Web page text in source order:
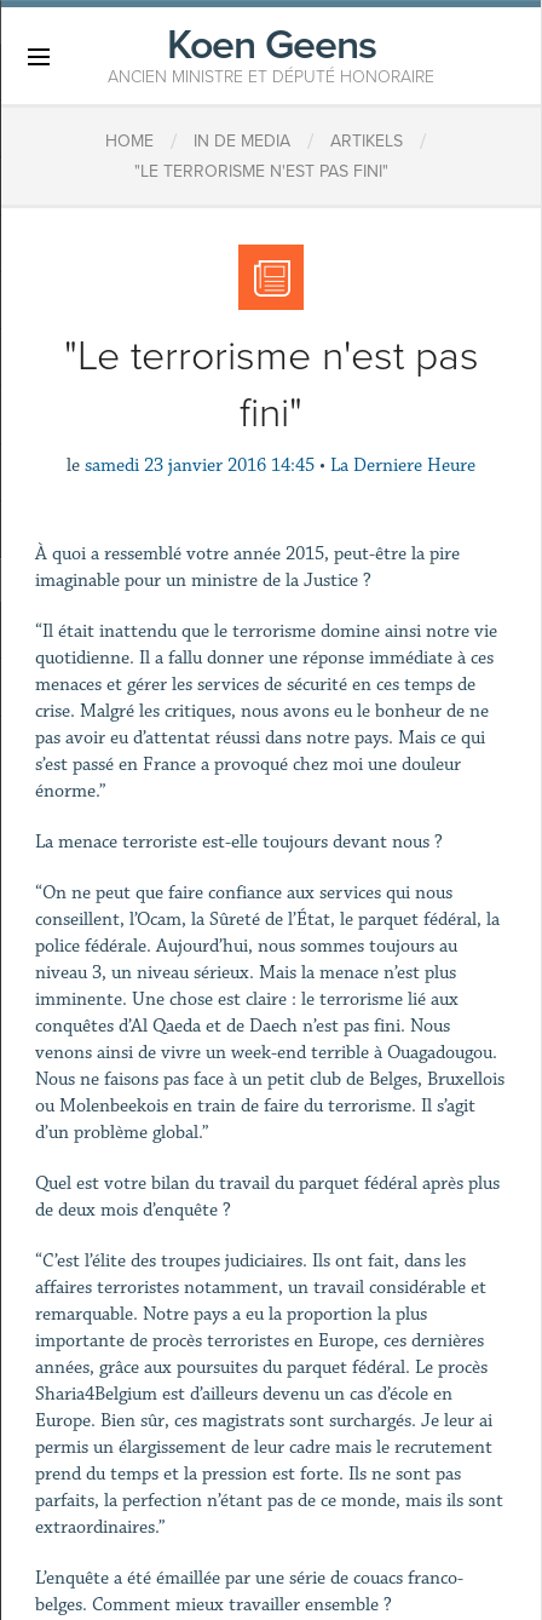
Koen Geens
ANCIEN MINISTRE ET DÉPUTÉ HONORAIRE
HOME / IN DE MEDIA / ARTIKELS /
"LE TERRORISME N'EST PAS FINI"
"Le terrorisme n'est pas
fini"
le samedi 23 janvier 2016 14:45 • La Derniere Heure
À quoi a ressemblé votre année 2015, peut-être la pire
imaginable pour un ministre de la Justice ?
“Il était inattendu que le terrorisme domine ainsi notre vie
quotidienne. Il a fallu donner une réponse immédiate à ces
menaces et gérer les services de sécurité en ces temps de
crise. Malgré les critiques, nous avons eu le bonheur de ne
pas avoir eu d’attentat réussi dans notre pays. Mais ce qui
s’est passé en France a provoqué chez moi une douleur
énorme.”
La menace terroriste est-elle toujours devant nous ?
“On ne peut que faire confiance aux services qui nous
conseillent, l’Ocam, la Sûreté de l’État, le parquet fédéral, la
police fédérale. Aujourd’hui, nous sommes toujours au
niveau 3, un niveau sérieux. Mais la menace n’est plus
imminente. Une chose est claire : le terrorisme lié aux
conquêtes d’Al Qaeda et de Daech n’est pas fini. Nous
venons ainsi de vivre un week-end terrible à Ouagadougou.
Nous ne faisons pas face à un petit club de Belges, Bruxellois
ou Molenbeekois en train de faire du terrorisme. Il s’agit
d’un problème global.”
Quel est votre bilan du travail du parquet fédéral après plus
de deux mois d’enquête ?
“C’est l’élite des troupes judiciaires. Ils ont fait, dans les
affaires terroristes notamment, un travail considérable et
remarquable. Notre pays a eu la proportion la plus
importante de procès terroristes en Europe, ces dernières
années, grâce aux poursuites du parquet fédéral. Le procès
Sharia4Belgium est d’ailleurs devenu un cas d’école en
Europe. Bien sûr, ces magistrats sont surchargés. Je leur ai
permis un élargissement de leur cadre mais le recrutement
prend du temps et la pression est forte. Ils ne sont pas
parfaits, la perfection n’étant pas de ce monde, mais ils sont
extraordinaires.”
L’enquête a été émaillée par une série de couacs franco-
belges. Comment mieux travailler ensemble ?